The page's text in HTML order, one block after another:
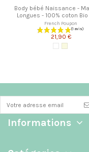
Body bébé Naissance -
Longues - 100% coton Bio
French Poupon
21,90 €
BlancÉcru
Informations